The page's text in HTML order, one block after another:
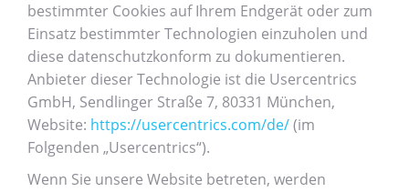
bestimmter Cookies auf Ihrem Endgerät oder zum
Einsatz bestimmter Technologien einzuholen und
diese datenschutzkonform zu dokumentieren.
Anbieter dieser Technologie ist die Usercentrics
GmbH, Sendlinger Straße 7, 80331 München,
Website: https://usercentrics.com/de/(im
Folgenden „Usercentrics“).
Wenn Sie unsere Website betreten, werden